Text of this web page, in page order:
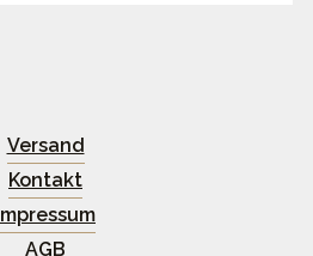
Versand
Kontakt
Impressum
AGB